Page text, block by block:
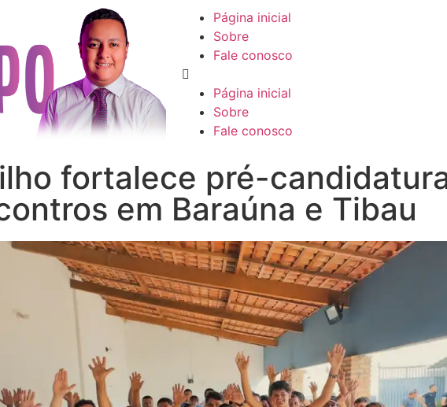
Página inicial
Sobre
Fale conosco
Página inicial
Sobre
Fale conosco
fortalece pré-
em Baraúna e Tibau